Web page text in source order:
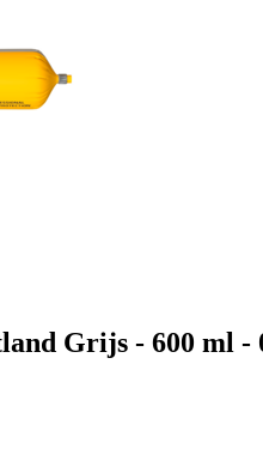
Grijs - 600 ml -